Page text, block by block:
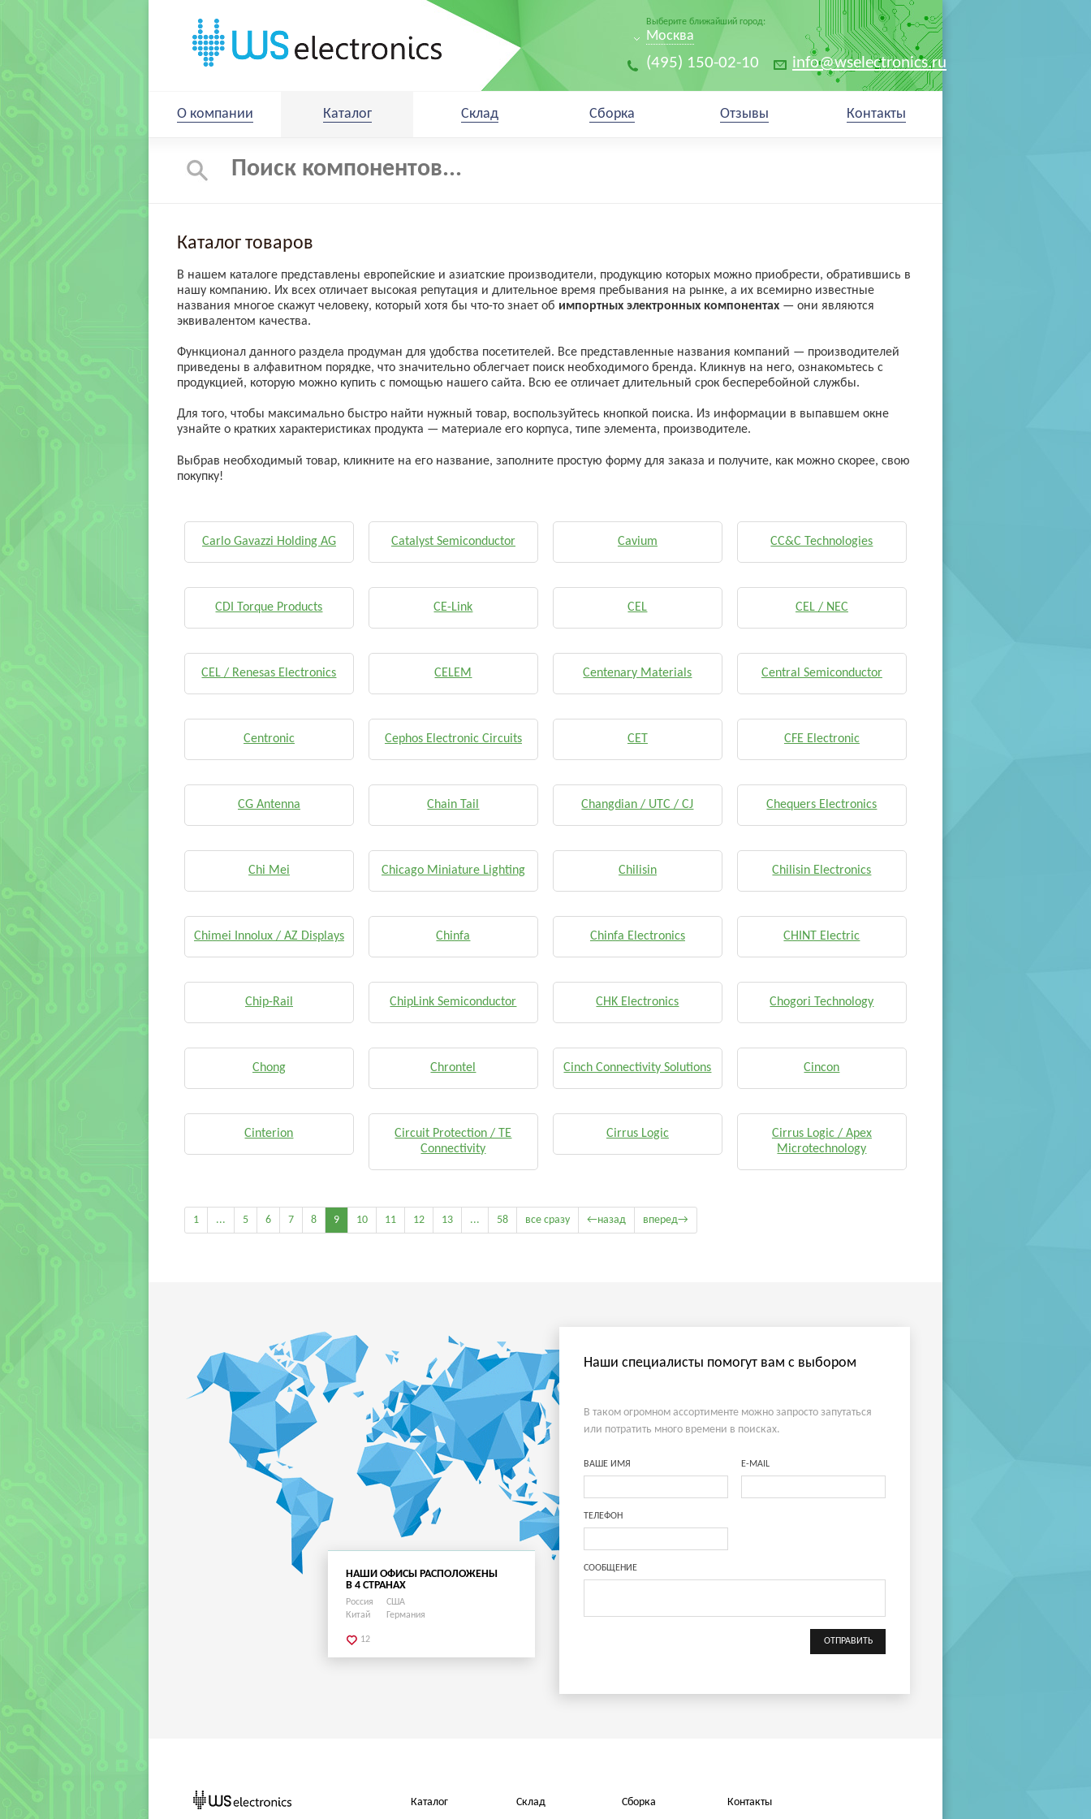
Выберите ближайший город:
Москва
(495) 150-02-10 info@wselectronics.ru
О компании Каталог Склад Сборка Отзывы Контакты
Каталог товаров
В нашем каталоге представлены европейские и азиатские производители, продукцию которых можно приобрести, обратившись в
нашу компанию. Их всех отличает высокая репутация и длительное время пребывания на рынке, а их всемирно известные
названия многое скажут человеку, который хотя бы что-то знает об импортных электронных компонентах — они являются
эквивалентом качества.
Функционал данного раздела продуман для удобства посетителей. Все представленные названия компаний — производителей
приведены в алфавитном порядке, что значительно облегчает поиск необходимого бренда. Кликнув на него, ознакомьтесь с
продукцией, которую можно купить с помощью нашего сайта. Всю ее отличает длительный срок бесперебойной службы.
Для того, чтобы максимально быстро найти нужный товар, воспользуйтесь кнопкой поиска. Из информации в выпавшем окне
узнайте о кратких характеристиках продукта — материале его корпуса, типе элемента, производителе.
Выбрав необходимый товар, кликните на его название, заполните простую форму для заказа и получите, как можно скорее, свою
покупку!
Carlo Gavazzi Holding AG Catalyst Semiconductor Cavium CC&C Technologies
CDI Torque Products CE-Link CEL CEL / NEC
CEL / Renesas Electronics CELEM Centenary Materials Central Semiconductor
Centronic Cephos Electronic Circuits CET CFE Electronic
CG Antenna Chain Tail Changdian / UTC / CJ Chequers Electronics
Chi Mei Chicago Miniature Lighting Chilisin Chilisin Electronics
Chimei Innolux / AZ Displays Chinfa Chinfa Electronics CHINT Electric
Chip-Rail ChipLink Semiconductor CHK Electronics Chogori Technology
Chong Chrontel Cinch Connectivity Solutions Cincon
Cinterion
Circuit Protection / TE
Connectivity
Cirrus Logic
Cirrus Logic / Apex
Microtechnology
1 ... 5 6 7 8 9 10 11 12 13 ... 58 все сразу ←назад вперед→
НАШИ ОФИСЫ РАСПОЛОЖЕНЫ
В 4 СТРАНАХ
Россия
Китай
США
Германия
12
Наши специалисты помогут вам с выбором
В таком огромном ассортименте можно запросто запутаться
или потратить много времени в поисках.
ВАШЕ ИМЯ E-MAIL
ТЕЛЕФОН
СООБЩЕНИЕ
Каталог Склад Сборка Контакты